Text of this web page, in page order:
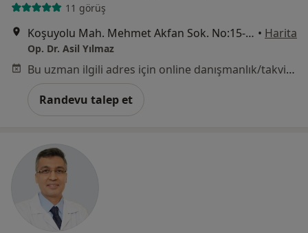
11 görüş
Koşuyolu Mah. Mehmet Akfan Sok. No:15-17/2 Kat:1, Kadıköy • Harita
Op. Dr. Asil Yılmaz
Bu uzman ilgili adres için online danışmanlık/takvim sunmuyor.
Randevu talep et